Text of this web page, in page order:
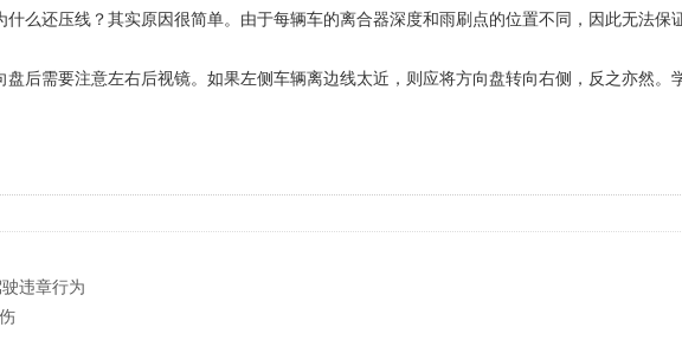
么还压线？其实原因很简单。由于每辆车的离合器深度和雨刷点的位置不同，因此无法
后需要注意左右后视镜。如果左侧车辆离边线太近，则应将方向盘转向右侧，反之亦然
违章行为